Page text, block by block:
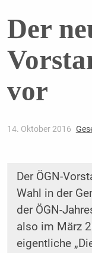
Der
vor
14. Oktober 2016
Der ÖGN-
Wahl in der
der ÖGN-
also im März
eigentliche